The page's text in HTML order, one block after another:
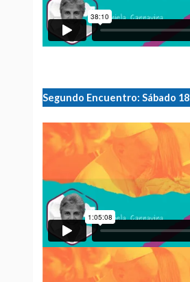
Segundo Encuentro: Sábado 18